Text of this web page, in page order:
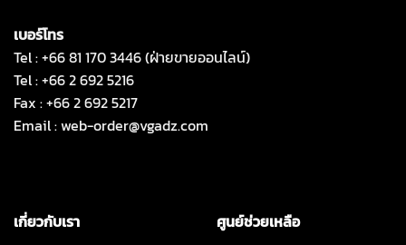
เบอร์โทร
Tel : +66 81 170 3446 (ฝ่ายขายออนไลน์)
Tel : +66 2 692 5216
Fax : +66 2 692 5217
Email :web-order@vgadz.com
เกี่ยวกับเรา
ศูนย์ช่วยเหลือ